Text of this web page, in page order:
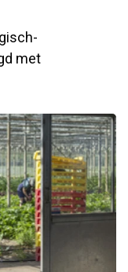
met